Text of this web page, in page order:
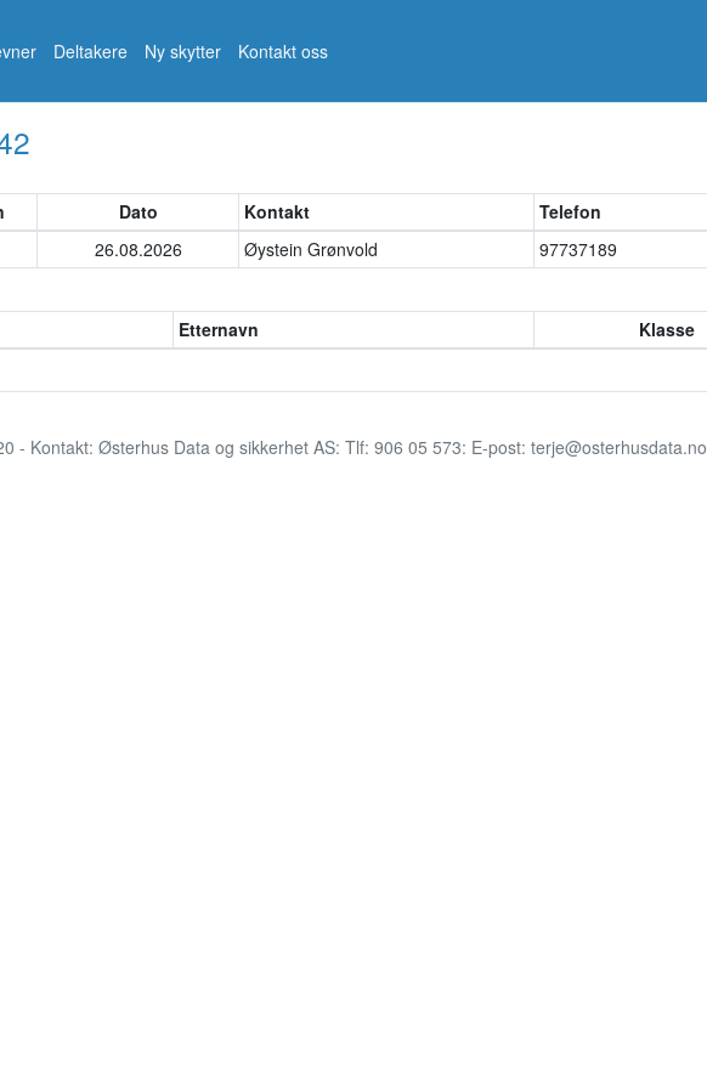
Deltakere Ny skytter Kontakt oss
Dato Kontakt Telefon
26.08.2026 Øystein Grønvold
97737189
Etternavn Klasse
- Kontakt: Østerhus Data og sikkerhet AS: Tlf: 906 05 573: E-post: terje@osterhusdata.no